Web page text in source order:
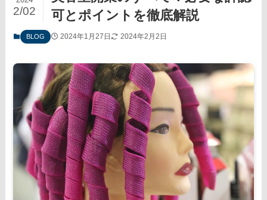
可とポイントを徹底解説
2/02
BLOG 2024年1月27日 2024年2月2日